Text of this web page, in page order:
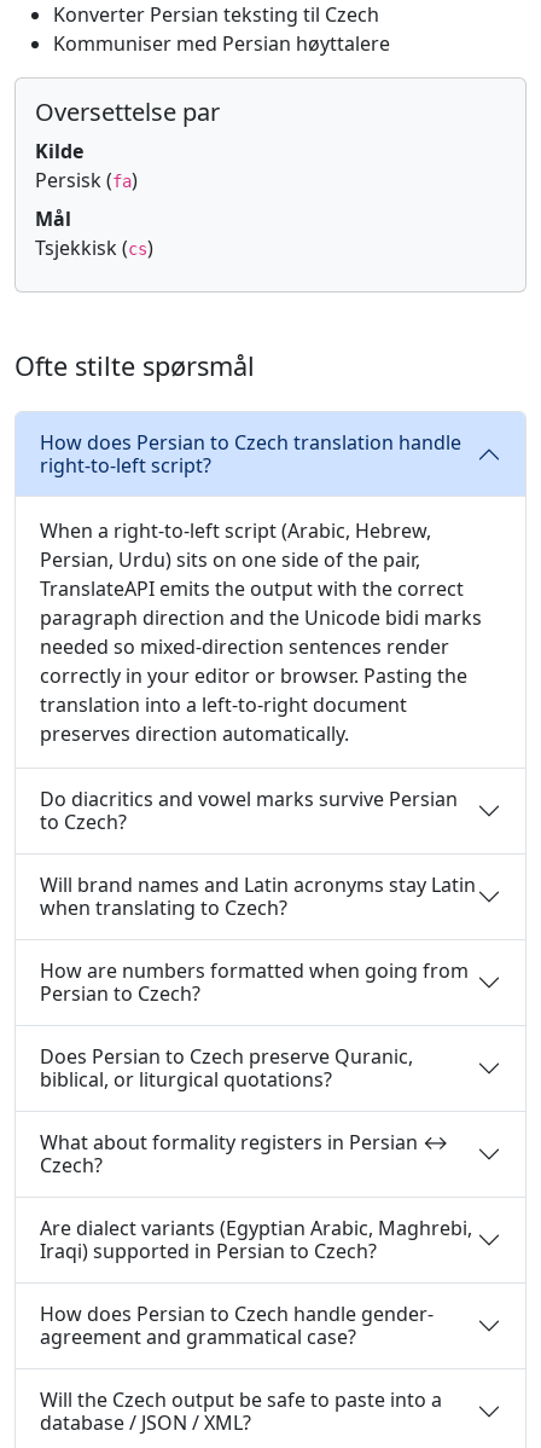
Konverter Persian teksting til Czech
Kommuniser med Persian høyttalere
Oversettelse par
Kilde
Persisk (fa)
Mål
Tsjekkisk (cs)
Ofte stilte spørsmål
How does Persian to Czech translation handle
right-to-left script?
When a right-to-left script (Arabic, Hebrew,
Persian, Urdu) sits on one side of the pair,
TranslateAPI emits the output with the correct
paragraph direction and the Unicode bidi marks
needed so mixed-direction sentences render
correctly in your editor or browser. Pasting the
translation into a left-to-right document
preserves direction automatically.
Do diacritics and vowel marks survive Persian
to Czech?
Will brand names and Latin acronyms stay Latin
when translating to Czech?
How are numbers formatted when going from
Persian to Czech?
Does Persian to Czech preserve Quranic,
biblical, or liturgical quotations?
What about formality registers in Persian ↔
Czech?
Are dialect variants (Egyptian Arabic, Maghrebi,
Iraqi) supported in Persian to Czech?
How does Persian to Czech handle gender-
agreement and grammatical case?
Will the Czech output be safe to paste into a
database / JSON / XML?